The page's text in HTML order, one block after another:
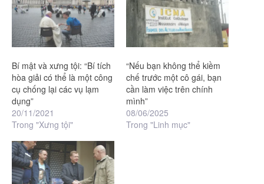
Bí mật và xưng tội: “Bí tích
hòa giải có thể là một công
cụ chống lại các vụ lạm
dụng”
20/11/2021
Trong "Xưng tội"
“Nếu bạn không thể kiềm
chế trước một cô gái, bạn
cần làm việc trên chính
mình”
08/06/2025
Trong "Linh mục"